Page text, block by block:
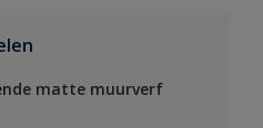
matte muurverf